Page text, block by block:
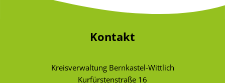
Kontakt
Kreisverwaltung Bernkastel-Wittlich
Kurfürstenstraße 16